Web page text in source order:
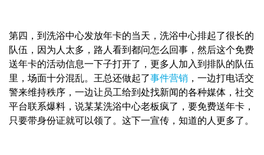
第四，到洗浴中心发放年卡的当天，洗浴中心排起了很长的
队伍，因为人太多，路人看到都问怎么回事，然后这个免费
送年卡的活动信息一下子打开了，更多人加入到排队的队伍
里，场面十分混乱。王总还做起了事件营销 ，一边打电话交
警来维持秩序，一边让员工给到处找新闻的各种媒体，社交
平台联系爆料，说某某洗浴中心老板疯了，要免费送年卡，
只要带身份证就可以领了。这下一宣传，知道的人更多了。